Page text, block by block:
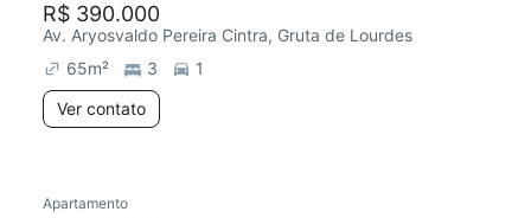
R$ 390.000
Av. Aryosvaldo Pereira Cintra, Gruta de Lourdes
65m² 3
1
Ver contato
Apartamento